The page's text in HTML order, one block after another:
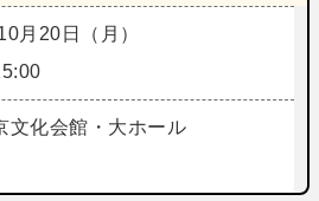
月20日（月）
文化会館・大ホール